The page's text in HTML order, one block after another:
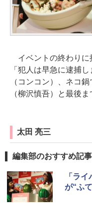
イベントの終わりに
「犯人は早急に逮捕
（コンコン）、ネコ
（柳沢慎吾）と最後
太田 亮三
編集部のおすすめ記事
「ラ
が“ふ